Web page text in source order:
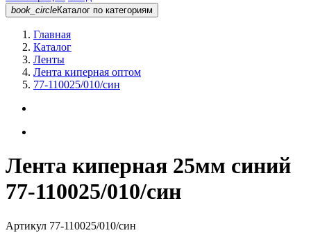
book_circleКаталог по категориям
Главная
Каталог
Ленты
Лента киперная оптом
77-110025/010/син
Лента киперная 25мм синий
77-110025/010/син
Артикул 77-110025/010/син